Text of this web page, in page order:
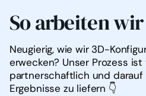
So arbeiten wir
Neugierig, wie wir 3D-
erwecken? Unser Prozess
partnerschaftlich und
Ergebnisse zu liefern 👇